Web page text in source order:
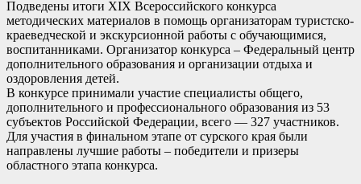
Подведены итоги XIX Всероссийского конкурса
методических материалов в помощь организаторам туристско-
краеведческой и экскурсионной работы с обучающимися,
воспитанниками. Организатор конкурса – Федеральный центр
дополнительного образования и организации отдыха и
оздоровления детей.
В конкурсе принимали участие специалисты общего,
дополнительного и профессионального образования из 53
субъектов Российской Федерации, всего — 327 участников.
Для участия в финальном этапе от сурского края были
направлены лучшие работы – победители и призеры
областного этапа конкурса.